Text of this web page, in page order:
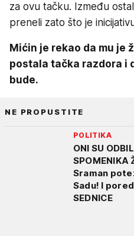
za ovu tačku. Između
preneli zato što je
Mićin je rekao da mu je
postala tačka razdora i
bude.
NE PROPUSTITE
POLITIKA
ONI SU
SPOMENIKA
Sraman
Sadu! I
SEDNICE